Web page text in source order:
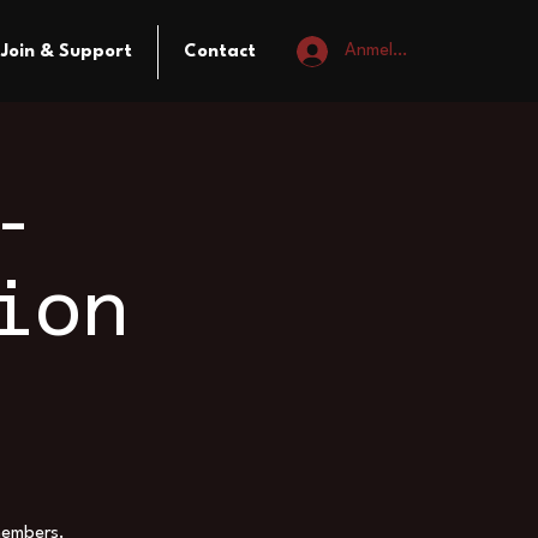
Join & Support Contact Anmelden